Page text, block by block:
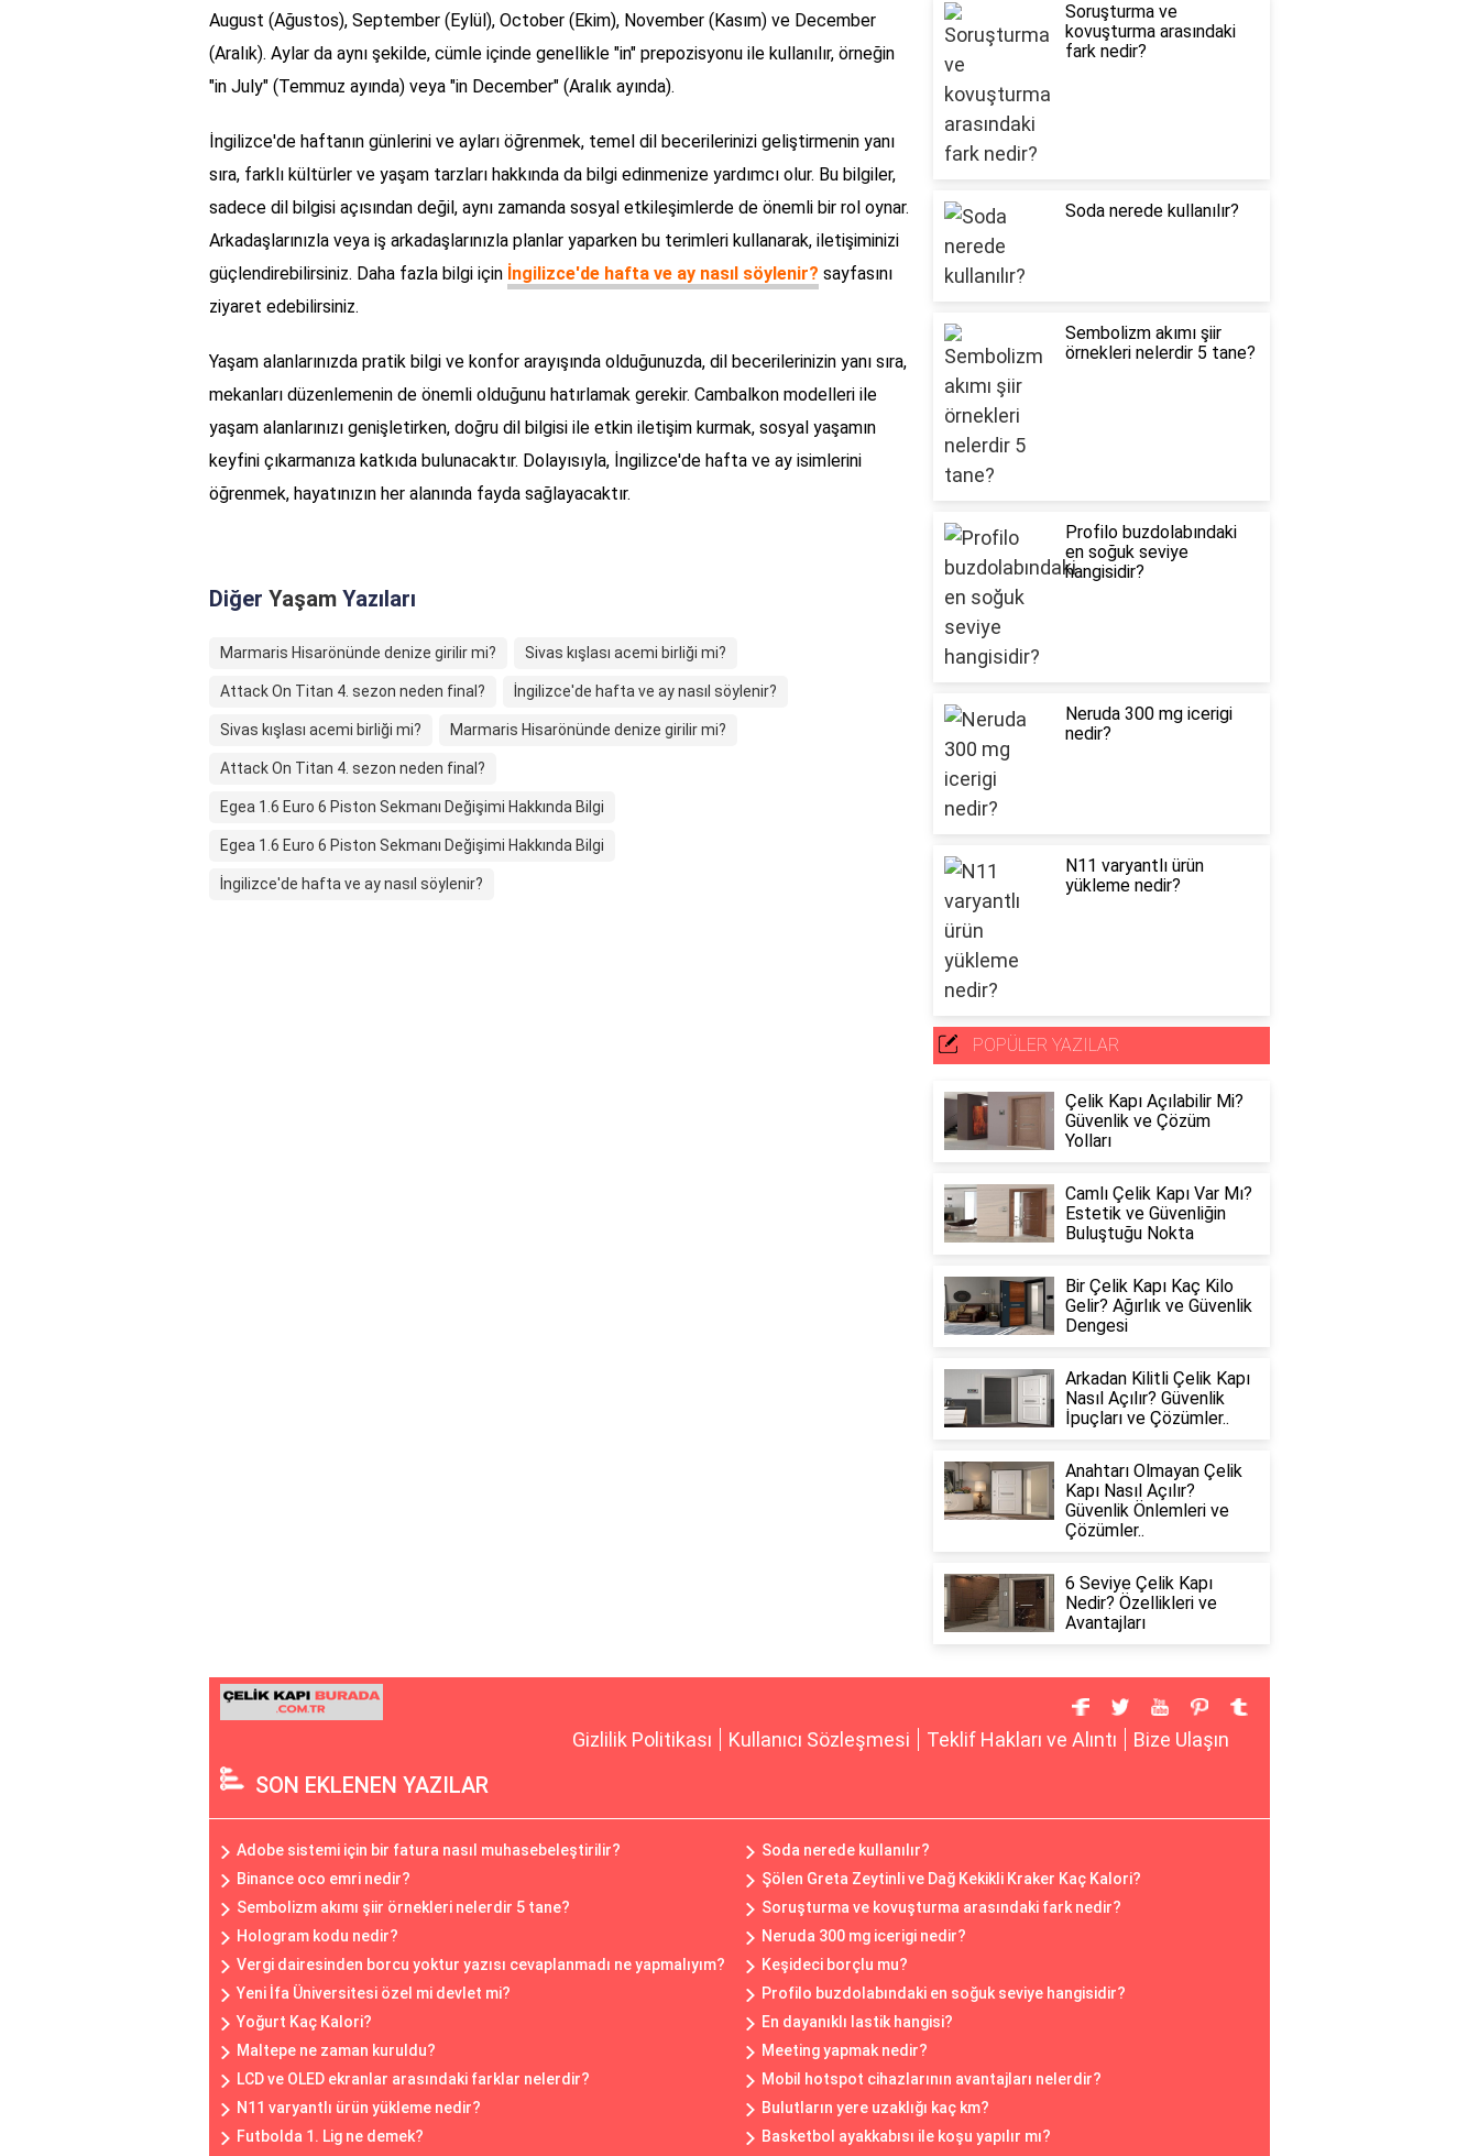
August (Ağustos), September (Eylül), October (Ekim), November (Kasım) ve December
(Aralık). Aylar da aynı şekilde, cümle içinde genellikle "in" prepozisyonu ile kullanılır, örneğin
"in July" (Temmuz ayında) veya "in December" (Aralık ayında).
İngilizce'de haftanın günlerini ve ayları öğrenmek, temel dil becerilerinizi geliştirmenin yanı
sıra, farklı kültürler ve yaşam tarzları hakkında da bilgi edinmenize yardımcı olur. Bu bilgiler,
sadece dil bilgisi açısından değil, aynı zamanda sosyal etkileşimlerde de önemli bir rol oynar.
Arkadaşlarınızla veya iş arkadaşlarınızla planlar yaparken bu terimleri kullanarak, iletişiminizi
güçlendirebilirsiniz. Daha fazla bilgi için İngilizce'de hafta ve ay nasıl söylenir? sayfasını
ziyaret edebilirsiniz.
Yaşam alanlarınızda pratik bilgi ve konfor arayışında olduğunuzda, dil becerilerinizin yanı sıra,
mekanları düzenlemenin de önemli olduğunu hatırlamak gerekir. Cambalkon modelleri ile
yaşam alanlarınızı genişletirken, doğru dil bilgisi ile etkin iletişim kurmak, sosyal yaşamın
keyfini çıkarmanıza katkıda bulunacaktır. Dolayısıyla, İngilizce'de hafta ve ay isimlerini
öğrenmek, hayatınızın her alanında fayda sağlayacaktır.
Diğer Yaşam Yazıları
Marmaris Hisarönünde denize girilir mi? Sivas kışlası acemi birliği mi?
Attack On Titan 4. sezon neden final? İngilizce'de hafta ve ay nasıl söylenir?
Sivas kışlası acemi birliği mi? Marmaris Hisarönünde denize girilir mi?
Attack On Titan 4. sezon neden final?
Egea 1.6 Euro 6 Piston Sekmanı Değişimi Hakkında Bilgi
Egea 1.6 Euro 6 Piston Sekmanı Değişimi Hakkında Bilgi
İngilizce'de hafta ve ay nasıl söylenir?
Soruşturma ve
kovuşturma arasındaki
fark nedir?
Soda nerede kullanılır?
Sembolizm akımı şiir
örnekleri nelerdir 5 tane?
Profilo buzdolabındaki
en soğuk seviye
hangisidir?
Neruda 300 mg icerigi
nedir?
N11 varyantlı ürün
yükleme nedir?
POPÜLER YAZILAR
Çelik Kapı Açılabilir Mi?
Güvenlik ve Çözüm
Yolları
Camlı Çelik Kapı Var Mı?
Estetik ve Güvenliğin
Buluştuğu Nokta
Bir Çelik Kapı Kaç Kilo
Gelir? Ağırlık ve Güvenlik
Dengesi
Arkadan Kilitli Çelik Kapı
Nasıl Açılır? Güvenlik
İpuçları ve Çözümler..
Anahtarı Olmayan Çelik
Kapı Nasıl Açılır?
Güvenlik Önlemleri ve
Çözümler..
6 Seviye Çelik Kapı
Nedir? Özellikleri ve
Avantajları
Gizlilik Politikası Kullanıcı Sözleşmesi Teklif Hakları ve Alıntı Bize Ulaşın
SON EKLENEN YAZILAR
Adobe sistemi için bir fatura nasıl muhasebeleştirilir?
Soda nerede kullanılır?
Binance oco emri nedir?
Şölen Greta Zeytinli ve Dağ Kekikli Kraker Kaç Kalori?
Sembolizm akımı şiir örnekleri nelerdir 5 tane?
Soruşturma ve kovuşturma arasındaki fark nedir?
Hologram kodu nedir?
Neruda 300 mg icerigi nedir?
Vergi dairesinden borcu yoktur yazısı cevaplanmadı ne yapmalıyım?
Keşideci borçlu mu?
Yeni İfa Üniversitesi özel mi devlet mi?
Profilo buzdolabındaki en soğuk seviye hangisidir?
Yoğurt Kaç Kalori?
En dayanıklı lastik hangisi?
Maltepe ne zaman kuruldu?
Meeting yapmak nedir?
LCD ve OLED ekranlar arasındaki farklar nelerdir?
Mobil hotspot cihazlarının avantajları nelerdir?
N11 varyantlı ürün yükleme nedir?
Bulutların yere uzaklığı kaç km?
Futbolda 1. Lig ne demek?
Basketbol ayakkabısı ile koşu yapılır mı?